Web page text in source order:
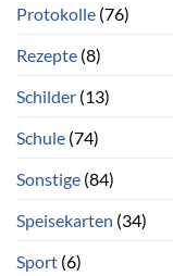
Protokolle (76)
Rezepte (8)
Schilder (13)
Schule (74)
Sonstige (84)
Speisekarten (34)
Sport (6)